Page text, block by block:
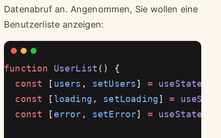
Datenabruf an. Angenommen, Sie wollen eine
Benutzerliste anzeigen:
function UserList () {
  const
[ users , setUsers ] = useState
  const
[ loading , setLoading] =
  const
[ error , setError] = useState